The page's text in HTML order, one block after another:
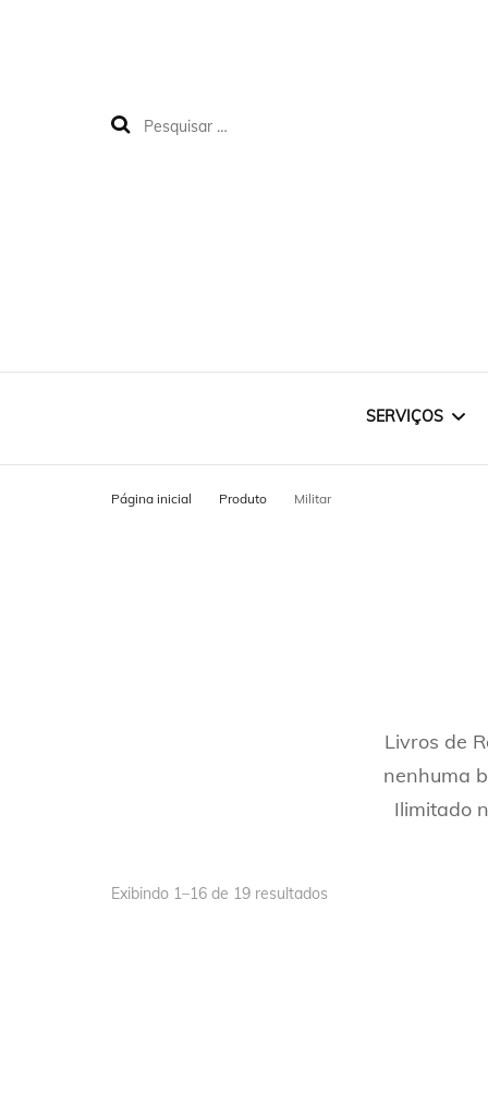
SERVIÇOS
Página inicial Produto Militar
Livros de
nenhuma
Ilimitado
Exibindo 1–16 de 19 resultados